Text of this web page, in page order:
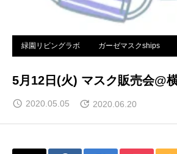
緑園リビングラボ ガーゼマスクships
5月12日(火) マスク販売会@
2020.05.05 2020.06.20